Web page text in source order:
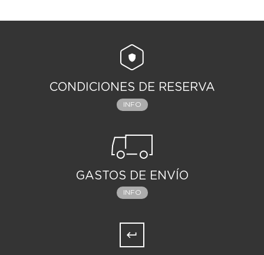
CONDICIONES DE RESERVA
INFO
GASTOS DE ENVÍO
INFO